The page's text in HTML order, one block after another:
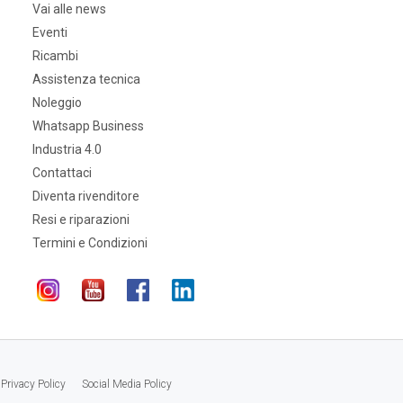
Vai alle news
Eventi
Ricambi
Assistenza tecnica
Noleggio
Whatsapp Business
Industria 4.0
Contattaci
Diventa rivenditore
Resi e riparazioni
Termini e Condizioni
Privacy Policy Social Media Policy